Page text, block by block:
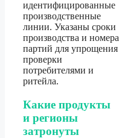
идентифицированные
производственные
линии. Указаны сроки
производства и номера
партий для упрощения
проверки
потребителями и
ритейла.
Какие продукты
и регионы
затронуты